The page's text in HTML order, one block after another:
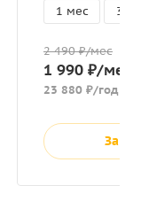
1 мес
2 490 ₽/мес
1 990 ₽/мес
23 880 ₽/год